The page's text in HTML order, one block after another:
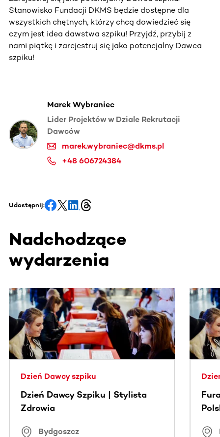
Stanowisko Fundacji DKMS będzie dostępne dla
wszystkich chętnych, którzy chcą dowiedzieć się
czym jest idea dawstwa szpiku! Przyjdź, przybij z
nami piątkę i zarejestruj się jako potencjalny Dawca
szpiku!
Marek Wybraniec
Lider Projektów w Dziale Rekrutacji
Dawców
marek.wybraniec@dkms.pl
+48 606724384
Udostępnij:
Nadchodzące
wydarzenia
Ta sekcja zawiera treści przewijane w poziomie. Użyj
Dzień Dawcy szpiku
Dzień Dawcy Szpiku | Stylista
Zdrowia
Bydgoszcz